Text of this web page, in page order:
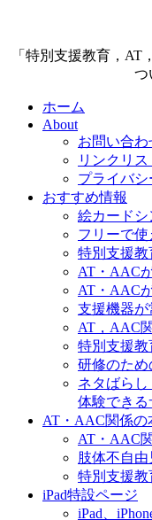
「特別支援教育，
つ
ホーム
About
お問い合わ
リンクリス
プライバ
おすすめ情報
絵カードシ
フリーで使
特別支援教
AT・AAC
AT・AAC
支援機器
AT，AAC
特別支援教
研修のため
ネタばら
体験できる
AT・AAC関係の
AT・AAC
肢体不自由
特別支援
iPad特設ページ
iPad、